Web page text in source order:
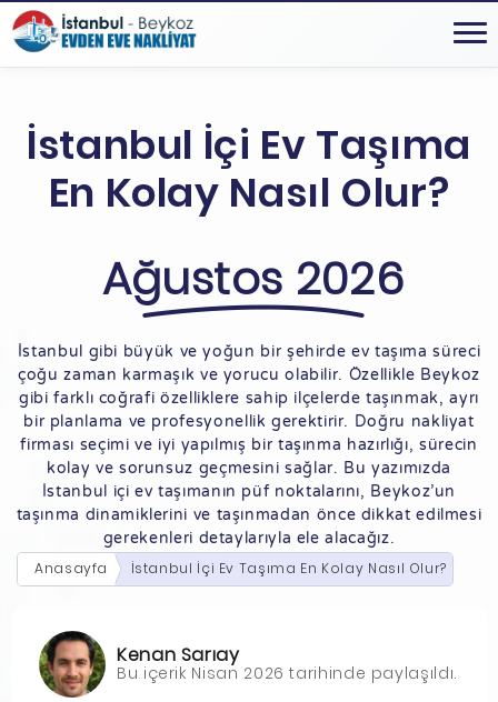
İstanbul İçi Ev Taşıma
En Kolay Nasıl Olur?
Ağustos 2026
İstanbul gibi büyük ve yoğun bir şehirde ev taşıma süreci
çoğu zaman karmaşık ve yorucu olabilir. Özellikle Beykoz
gibi farklı coğrafi özelliklere sahip ilçelerde taşınmak, ayrı
bir planlama ve profesyonellik gerektirir. Doğru nakliyat
firması seçimi ve iyi yapılmış bir taşınma hazırlığı, sürecin
kolay ve sorunsuz geçmesini sağlar. Bu yazımızda
İstanbul içi ev taşımanın püf noktalarını, Beykoz’un
taşınma dinamiklerini ve taşınmadan önce dikkat edilmesi
gerekenleri detaylarıyla ele alacağız.
Anasayfa
İstanbul İçi Ev Taşıma En Kolay Nasıl Olur?
Kenan Sarıay
Bu içerik Nisan 2026 tarihinde paylaşıldı.